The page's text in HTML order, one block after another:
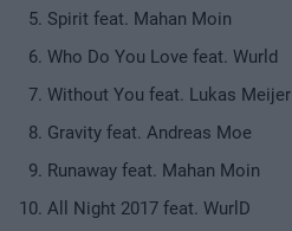
Spirit feat. Mahan Moin
Who Do You Love feat. Wurld
Without You feat. Lukas Meijer
Gravity feat. Andreas Moe
Runaway feat. Mahan Moin
All Night 2017 feat. WurlD